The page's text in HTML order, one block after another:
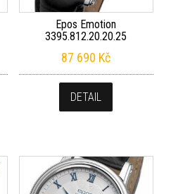
Epos Emotion
3395.812.20.20.25
87 690 Kč
DETAIL